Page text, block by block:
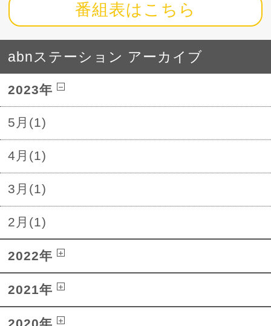
番組表はこちら
abnステーション アーカイブ
2023年
5月(1)
4月(1)
3月(1)
2月(1)
2022年
2021年